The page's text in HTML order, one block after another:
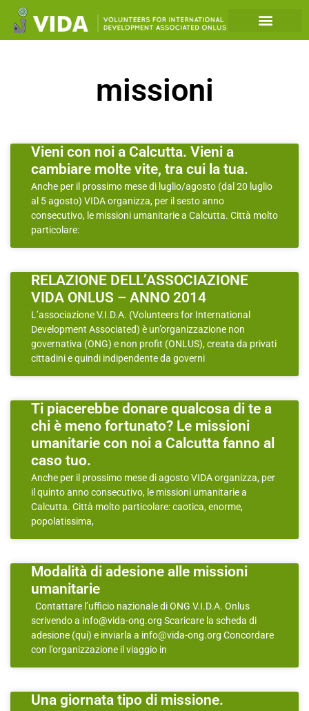
missioni
Vieni con noi a Calcutta. Vieni a
cambiare molte vite, tra cui la tua.
Anche per il prossimo mese di luglio/agosto (dal 20 luglio
al 5 agosto) VIDA organizza, per il sesto anno
consecutivo, le missioni umanitarie a Calcutta. Città molto
particolare:
RELAZIONE DELL’ASSOCIAZIONE
VIDA ONLUS – ANNO 2014
L’associazione V.I.D.A. (Volunteers for International
Development Associated) è un’organizzazione non
governativa (ONG) e non profit (ONLUS), creata da privati
cittadini e quindi indipendente da governi
Ti piacerebbe donare qualcosa di te a
chi è meno fortunato? Le missioni
umanitarie con noi a Calcutta fanno al
caso tuo.
Anche per il prossimo mese di agosto VIDA organizza, per
il quinto anno consecutivo, le missioni umanitarie a
Calcutta. Città molto particolare: caotica, enorme,
popolatissima,
Modalità di adesione alle missioni
umanitarie
Contattare l’ufficio nazionale di ONG V.I.D.A. Onlus
scrivendo a info@vida-ong.org Scaricare la scheda di
adesione (qui) e inviarla a info@vida-ong.org Concordare
con l’organizzazione il viaggio in
Una giornata tipo di missione.